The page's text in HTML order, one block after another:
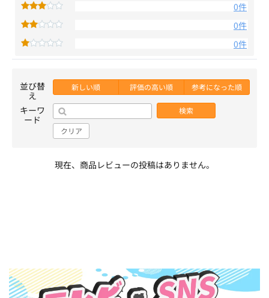
0件
0件
0件
並び替
え
新しい順 評価の高い順 参考になった順
キーワ
ード
検索
クリア
現在、商品レビューの投稿はありません。